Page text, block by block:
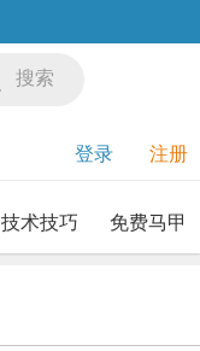
搜索
登录 注册
技术技巧 免费马甲